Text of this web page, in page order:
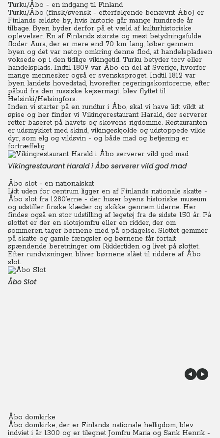
Turku/Åbo - en indgang til Finland
Turku/Åbo (finsk/svensk - efterfølgende benævnt Åbo) er
Finlands ældste by, hvis historie går mange hundrede år
tilbage. Byen byder derfor på et væld af kulturhistoriske
oplevelser. En af Finlands største og mest betydningsfulde
floder Aura, der er mere end 70 km. lang, løber gennem
byen og det var netop omkring denne flod, at handelspladsen
voksede op i den tidlige vikingetid. Turku betyder torv eller
handelsplads. Indtil 1809 var Åbo en del af Sverige, hvorfor
mange mennesker også er svensksproget. Indtil 1812 var
byen landets hovedstad, hvorefter regeringskontorerne, efter
påbud fra den russiske kejsermagt, blev flyttet til
Helsinki/Helsingfors.
Inden vi starter på en rundtur i Åbo, skal vi have lidt vildt at
spise og her finder vi Vikingerestaurant Harald, der serverer
retter baseret på havets og skovens rigdomme. Restauranten
er udsmykket med skind, vikingeskjolde og udstoppede vilde
dyr, som elg og vildsvin - og både mad og betjening er
fortræffelig.
Vikingrestaurant Harald i Åbo serverer vild god mad
Åbo slot - en nationalskat
Lidt uden for centrum ligger en af Finlands nationale skatte -
Åbo slot fra 1280’erne - der huser byens historiske museum
og udstiller finske klæder og skikke gennem tiderne. Her
findes også en stor udstilling af legetøj fra de sidste 150 år. På
slottet er der en slotsjomfru eller en ridder, der om
sommeren tager børnene med på opdagelse. Slottet gemmer
på skatte og gamle fængsler og børnene får fortalt
spændende beretninger om Riddertiden og livet på slottet.
Efter rundvisningen bliver børnene slået til riddere af Åbo
slot.
Åbo Slot
Åbo domkirke
Åbo domkirke, der er Finlands nationale helligdom, blev
indviet i år 1300 og er tilegnet Jomfru Maria og Sank Henrik -